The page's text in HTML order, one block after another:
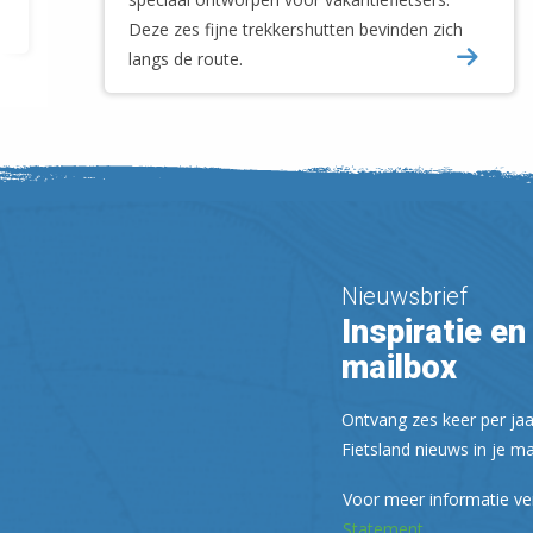
Deze zes fijne trekkershutten bevinden zich
langs de route.
Nieuwsbrief
Inspiratie
mailbox
Ontvang zes keer per
Fietsland nieuws in je
Voor meer informatie